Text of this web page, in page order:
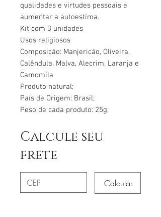
qualidades e virtudes pessoais e
aumentar a autoestima.
Kit com 3 unidades
Usos religiosos
Composição: Manjericão, Oliveira,
Calêndula, Malva, Alecrim, Laranja e
Camomila
Produto natural;
País de Origem: Brasil;
Peso de cada produto: 25g;
Calcule seu
frete
Calcular